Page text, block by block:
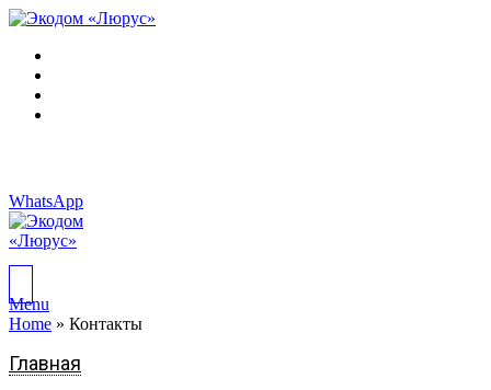
WhatsApp
Menu
Home » Контакты
Главная